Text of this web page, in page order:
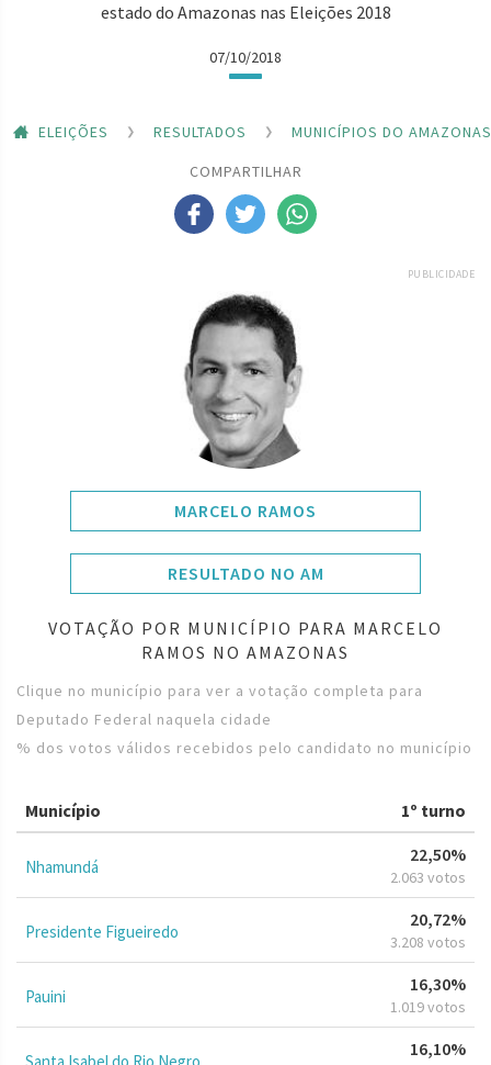
estado do Amazonas nas Eleições 2018
07/10/2018
ELEIÇÕES RESULTADOS
MUNICÍPIOS DO AMAZONAS
COMPARTILHAR
PUBLICIDADE
MARCELO RAMOS
RESULTADO NO AM
VOTAÇÃO POR MUNICÍPIO PARA MARCELO
RAMOS NO AMAZONAS
Clique no município para ver a votação completa para
Deputado Federal naquela cidade
% dos votos válidos recebidos pelo candidato no município
Município 1º turno
Nhamundá
22,50%
2.063 votos
Presidente Figueiredo
20,72%
3.208 votos
Pauini
16,30%
1.019 votos
16,10%